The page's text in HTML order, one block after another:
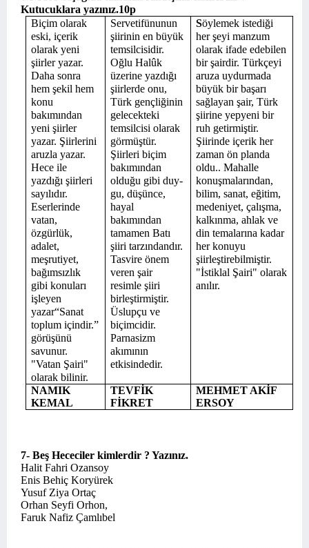
Kutucuklara yazınız.10p
Biçim olarak
eski, içerik
olarak yeni
şiirler yazar.
Daha son­ra
hem şekil hem
konu
bakımından
yeni şiirler
yazar. Şiirlerini
aruzla yazar.
Hece ile
yazdığı şiirleri
sayılıdır.
Eserlerinde
vatan,
özgürlük,
adalet,
meşrutiyet,
bağımsızlık
gibi konuları
işleyen
yazar“Sanat
toplum için­dir.”
görüşünü
savunur.
"Vatan Şairi"
olarak bilinir.
Servetifünunun
şiirinin en büyük
temsilcisidir.
Oğlu Halûk
üzerine yazdığı
şiirlerde onu,
Türk gençliğinin
gelecekteki
temsilcisi olarak
görmüştür.
Şiirleri biçim
bakımından
olduğu gibi duy­
gu, düşünce,
hayal
bakımından
tamamen Batı
şiiri tarzındandır.
Tasvire önem
veren şair
resimle şiiri
birleştirmiştir.
Üs­lupçu ve
biçimcidir.
Parnasizm
akımının
etkisindedir.
Söylemek istediği
her şeyi manzum
olarak ifade edebilen
bir şairdir. Türkçeyi
aruza uy­durmada
büyük bir başarı
sağlayan şair, Türk
şiirine yepyeni bir
ruh getirmiştir.
Şiirinde içerik her
zaman ön planda
oldu.. Mahalle
konuşmalarından,
bilim, sanat, eğitim,
medeniyet, çalışma,
kalkınma, ahlak ve
din temalarına kadar
her konuyu
şiirleştirebilmiştir.
"İstiklal Şairi" olarak
anılır.
NAMIK
KEMAL
TEVFİK
FİKRET
MEHMET AKİF
ERSOY
7- Beş Hececiler kimlerdir ? Yazınız.
Halit Fahri Ozansoy
Enis Behiç Koryürek
Yusuf Ziya Ortaç
Orhan Seyfi Orhon,
Faruk Nafiz Çamlıbel